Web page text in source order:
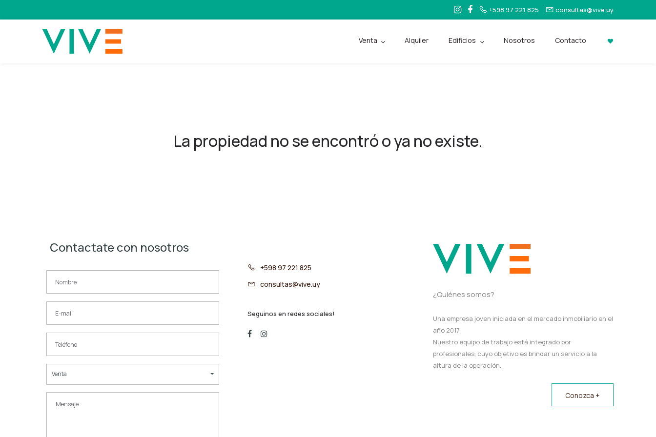
+598 97 221 825 consultas@vive.uy
Venta Alquiler Edificios Nosotros Contacto
La propiedad no se encontró o ya no existe.
Contactate con nosotros
Venta
+598 97 221 825
consultas@vive.uy
Seguinos en redes sociales!
¿Quiénes somos?
Una empresa joven iniciada en el mercado inmobiliario en el
año 2017.
Nuestro equipo de trabajo está integrado por
profesionales, cuyo objetivo es brindar un servicio a la
altura de la operación.
Conozca +